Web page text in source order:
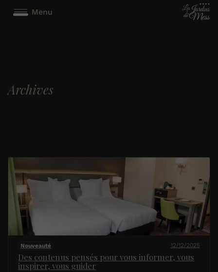
Menu
Archives
Nouveauté 12/12/2025
Des contenus pensés pour vous informer, vous
inspirer, vous guider